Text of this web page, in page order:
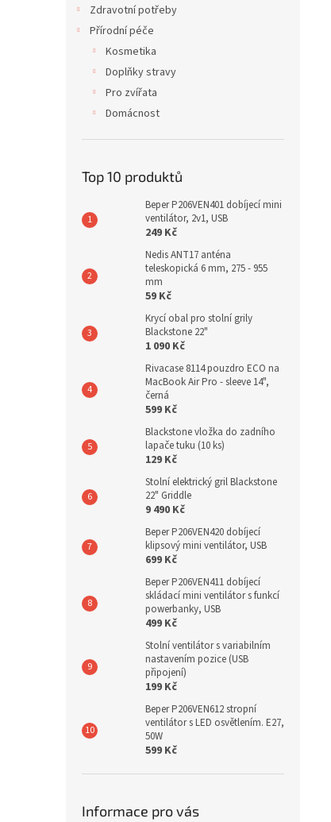
Zdravotní potřeby
Přírodní péče
Kosmetika
Doplňky stravy
Pro zvířata
Domácnost
Top 10 produktů
Beper P206VEN401 dobíjecí mini
ventilátor, 2v1, USB
249 Kč
Nedis ANT17 anténa
teleskopická 6 mm, 275 - 955
mm
59 Kč
Krycí obal pro stolní grily
Blackstone 22"
1 090 Kč
Rivacase 8114 pouzdro ECO na
MacBook Air Pro - sleeve 14",
černá
599 Kč
Blackstone vložka do zadního
lapače tuku (10 ks)
129 Kč
Stolní elektrický gril Blackstone
22" Griddle
9 490 Kč
Beper P206VEN420 dobíjecí
klipsový mini ventilátor, USB
699 Kč
Beper P206VEN411 dobíjecí
skládací mini ventilátor s funkcí
powerbanky, USB
499 Kč
Stolní ventilátor s variabilním
nastavením pozice (USB
připojení)
199 Kč
Beper P206VEN612 stropní
ventilátor s LED osvětlením. E27,
50W
599 Kč
Informace pro vás